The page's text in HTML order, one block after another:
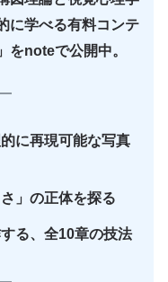
に学べる有料コンテ
をnoteで公開中。
に再現可能な写真
」の正体を探る
る、全10章の技法